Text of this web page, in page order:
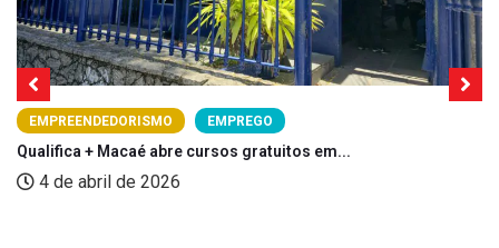
EMPREENDEDORISMO EMPREGO
Qualifica + Macaé abre cursos gratuitos em...
4 de abril de 2026